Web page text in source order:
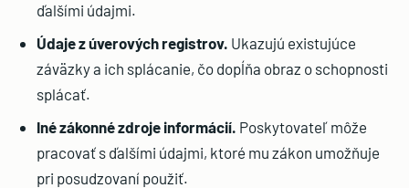
ďalšími údajmi.
Údaje z úverových registrov. Ukazujú existujúce
záväzky a ich splácanie, čo dopĺňa obraz o schopnosti
splácať.
Iné zákonné zdroje informácií. Poskytovateľ môže
pracovať s ďalšími údajmi, ktoré mu zákon umožňuje
pri posudzovaní použiť.